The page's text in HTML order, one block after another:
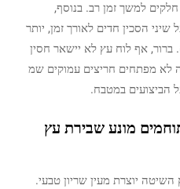
למשך זמן רב. בנוסף,
הסכין חדים לאורך זמן, יותר
ברור, אף לוח עץ לא יישאר חסין
לא מפתחים חריצים עמוקים שמ
מונע שבירת עץ
יוצרת מעין שריון טבעי.